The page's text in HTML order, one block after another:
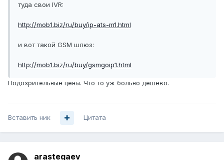
туда свои IVR:
http://mob1.biz/ru/buy/ip-ats-m1.html
и вот такой GSM шлюз:
http://mob1.biz/ru/buy/gsmgoip1.html
Подозрительные цены. Что то уж больно дешево.
Вставить ник Цитата
arastegaev